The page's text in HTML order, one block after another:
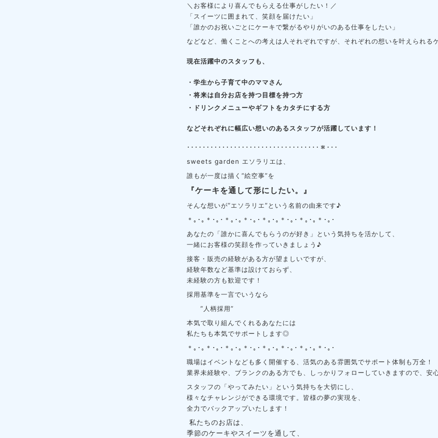
＼お客様により喜んでもらえる仕事がしたい！／
「スイーツに囲まれて、笑顔を届けたい」
「誰かのお祝いごとにケーキで繋がるやりがいのある仕事をしたい」
などなど、働くことへの考えは人それぞれですが、 それぞれの想いを叶えられる
現在活躍中のスタッフも、
・学生から子育て中のママさん
・将来は自分お店を持つ目標を持つ方
・ドリンクメニューやギフトをカタチにする方
などそれぞれに幅広い想いのあるスタッフが活躍しています！
･･････････････････････････････････＊･･･
sweets garden エソラリエは、
誰もが一度は描く“絵空事”を
『ケーキを通して形にしたい。』
そんな想いが”エソラリエ”という名前の由来です♪
＊｡･｡＊･｡･＊｡･｡＊･｡･＊｡･｡＊･｡･＊｡･｡＊･｡･
あなたの「誰かに喜んでもらうのが好き」
という気持ちを活かして、
一緒にお客様の笑顔を作っていきましょう♪
接客・販売の経験がある方が望ましいですが、
経験年数など基準は設けておらず、
未経験の方も歓迎です！
採用基準を一言でいうなら
”人柄採用”
本気で取り組んでくれるあなたには
私たちも本気でサポートします◎
＊｡･｡＊･｡･＊｡･｡＊･｡･＊｡･｡＊･｡･＊｡･｡＊･｡･
職場はイベントなども多く開催する、 活気のある雰囲気でサポート体制も万全！
業界未経験や、ブランクのある方でも、
しっかりフォローしていきますので、 安
スタッフの「やってみたい」という 気持ちを大切にし、
様々なチャレンジができる環境です。皆様の夢の実現を、
全力でバックアップいたします！
私たちのお店は、
季節のケーキやスイーツを通して、